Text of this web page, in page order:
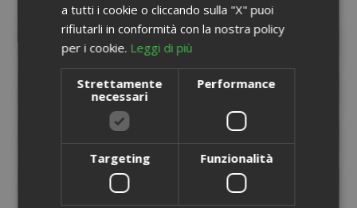
INFORMAZIONI PRODOTTO
SCHEDA INFORMATIVA
a tutti i cookie o cliccando sulla "X" puoi
rifiutarli in conformità con la nostra policy
per i cookie. Leggi di più
Strettamente
necessari
Performance
Targeting Funzionalità